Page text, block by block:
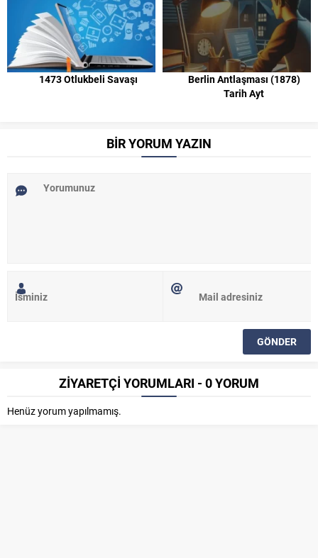
1473 Otlukbeli Savaşı
Berlin Antlaşması (1878)
Tarih Ayt
BİR YORUM YAZIN
ZİYARETÇİ YORUMLARI - 0 YORUM
Henüz yorum yapılmamış.